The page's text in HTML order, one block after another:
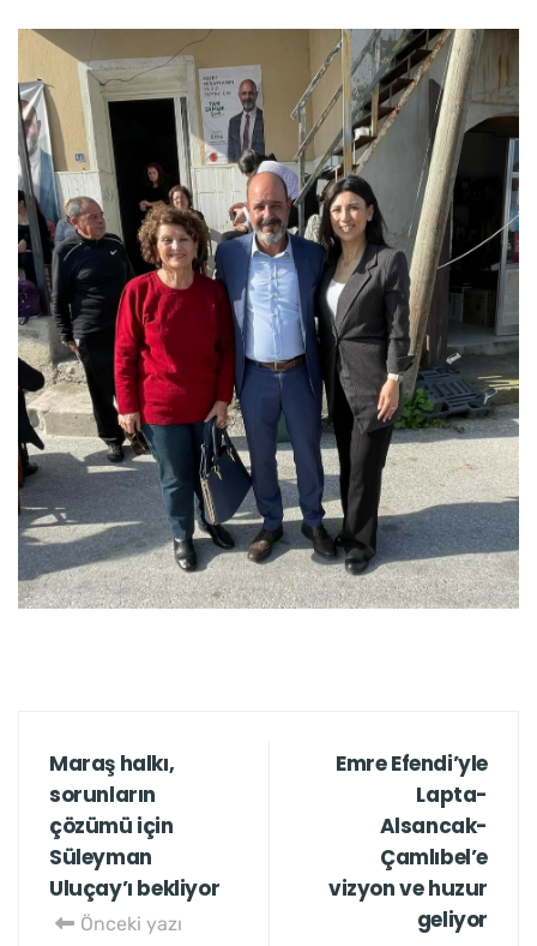
Maraş halkı,
sorunların
çözümü için
Süleyman
Uluçay’ı bekliyor
Önceki yazı
Emre Efendi’yle
Lapta-
Alsancak-
Çamlıbel’e
vizyon ve huzur
geliyor